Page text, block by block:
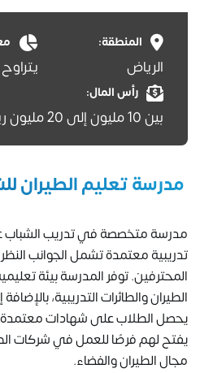
المنطقة:
الرياض يتراوح بين 15%
رأس المال:
بين 10 مليون إلى 20 مليون ريال سعودي
مدرسة تعليم الطيران
مدرسة متخصصة في تدريب الشباب
تدريبية معتمدة تشمل الجوانب
المحترفين. توفر المدرسة بيئة
الطيران والطائرات التدريبية،
يحصل الطلاب على شهادات معتمدة
يفتح لهم فرصًا للعمل في شركات
مجال الطيران والفضاء.